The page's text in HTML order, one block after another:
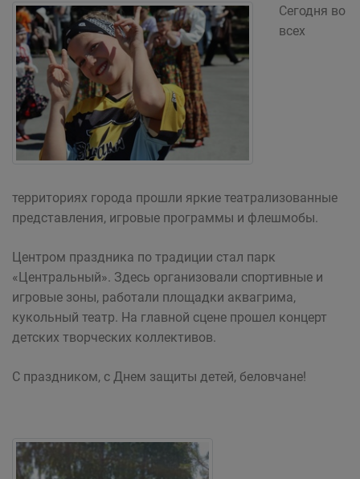
Сегодня во
всех
территориях города прошли яркие театрализованные
представления, игровые программы и флешмобы.
Центром праздника по традиции стал парк
«Центральный». Здесь организовали спортивные и
игровые зоны, работали площадки аквагрима,
кукольный театр. На главной сцене прошел концерт
детских творческих коллективов.
С праздником, с Днем защиты детей, беловчане!